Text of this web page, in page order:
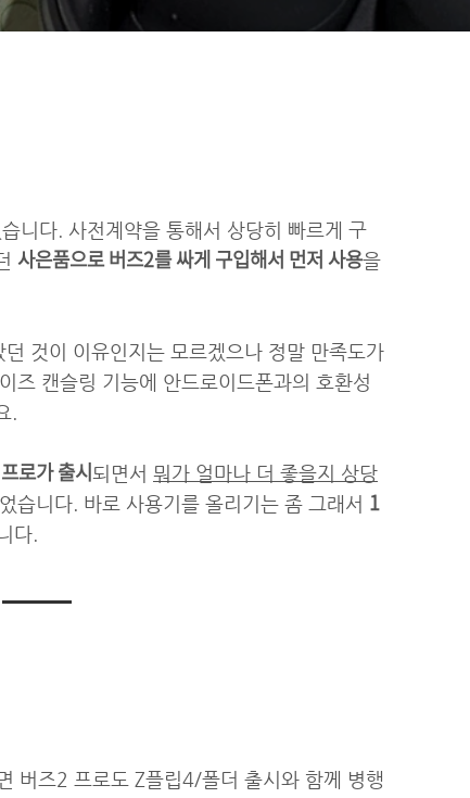
니다. 사전계약을 통해서 상당히 빠르게 구
사은품으로 버즈2를 싸게 구입해서 먼저 사용을
것이 이유인지는 모르겠으나 정말 만족도가
즈 캔슬링 기능에 안드로이드폰과의 호환성
.
로가 출시되면서 뭐가 얼마나 더 좋을지 상당
습니다. 바로 사용기를 올리기는 좀 그래서 1
다.
버즈2 프로도 Z플립4/폴더 출시와 함께 병행